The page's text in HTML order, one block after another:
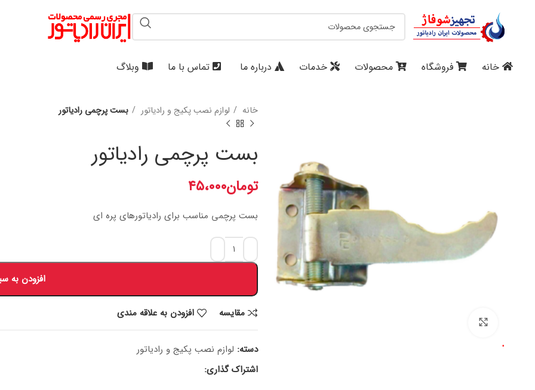
خانه فروشگاه محصولات خدمات درباره ما تماس با ما وبلاگ
خانه لوازم نصب پکیج و رادیاتور بست پرچمی رادیاتور
بست پرچمی رادیاتور
تومان۴۵،۰۰۰
بست پرچمی مناسب برای رادیاتورهای پره ای
افزودن به
مقايسه افزودن به علاقه مندی
دسته: لوازم نصب پکیج و رادیاتور
اشتراک گذاری: